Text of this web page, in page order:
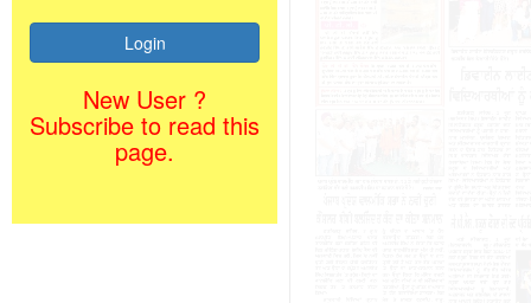
New User ?
Subscribe to read this
page.